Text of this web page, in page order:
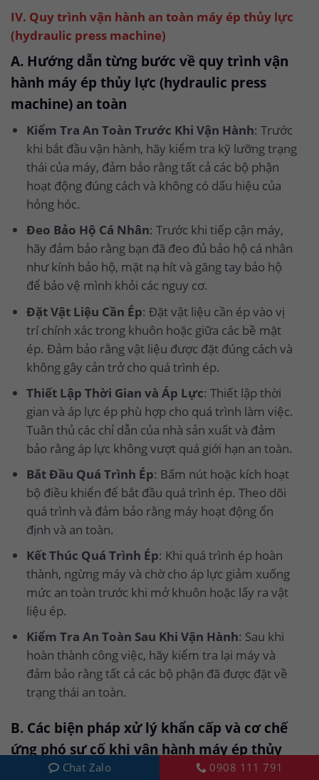
IV. Quy trình vận hành an toàn máy ép thủy lực
(hydraulic press machine)
A. Hướng dẫn từng bước về quy trình vận
hành máy ép thủy lực (hydraulic press
machine) an toàn
Kiểm Tra An Toàn Trước Khi Vận Hành: Trước
khi bắt đầu vận hành, hãy kiểm tra kỹ lưỡng trạng
thái của máy, đảm bảo rằng tất cả các bộ phận
hoạt động đúng cách và không có dấu hiệu của
hỏng hóc.
Đeo Bảo Hộ Cá Nhân: Trước khi tiếp cận máy,
hãy đảm bảo rằng bạn đã đeo đủ bảo hộ cá nhân
như kính bảo hộ, mặt nạ hít và găng tay bảo hộ
để bảo vệ mình khỏi các nguy cơ.
Đặt Vật Liệu Cần Ép: Đặt vật liệu cần ép vào vị
trí chính xác trong khuôn hoặc giữa các bề mặt
ép. Đảm bảo rằng vật liệu được đặt đúng cách và
không gây cản trở cho quá trình ép.
Thiết Lập Thời Gian và Áp Lực: Thiết lập thời
gian và áp lực ép phù hợp cho quá trình làm việc.
Tuân thủ các chỉ dẫn của nhà sản xuất và đảm
bảo rằng áp lực không vượt quá giới hạn an toàn.
Bắt Đầu Quá Trình Ép: Bấm nút hoặc kích hoạt
bộ điều khiển để bắt đầu quá trình ép. Theo dõi
quá trình và đảm bảo rằng máy hoạt động ổn
định và an toàn.
Kết Thúc Quá Trình Ép: Khi quá trình ép hoàn
thành, ngừng máy và chờ cho áp lực giảm xuống
mức an toàn trước khi mở khuôn hoặc lấy ra vật
liệu ép.
Kiểm Tra An Toàn Sau Khi Vận Hành: Sau khi
hoàn thành công việc, hãy kiểm tra lại máy và
đảm bảo rằng tất cả các bộ phận đã được đặt về
trạng thái an toàn.
B. Các biện pháp xử lý khẩn cấp và cơ chế
ứng phó sự cố khi vận hành máy ép thủy
lực (hydraulic press machine)
Chat Zalo 0908 111 791